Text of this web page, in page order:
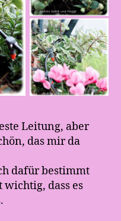
Leitung, aber
das mir da
dafür bestimmt
dass es